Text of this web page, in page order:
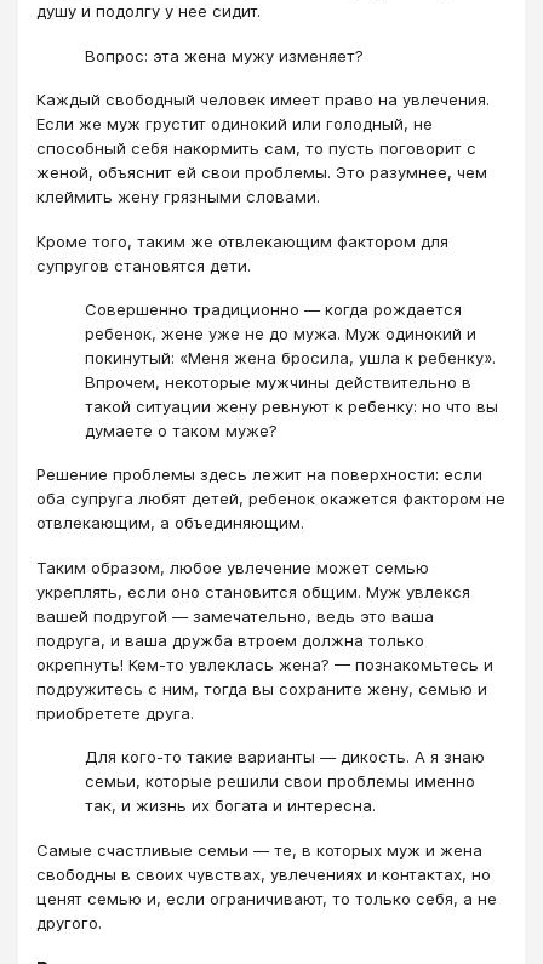
душу и подолгу у нее сидит.
Вопрос: эта жена мужу изменяет?
Каждый свободный человек имеет право на увлечения.
Если же муж грустит одинокий или голодный, не
способный себя накормить сам, то пусть поговорит с
женой, объяснит ей свои проблемы. Это разумнее, чем
клеймить жену грязными словами.
Кроме того, таким же отвлекающим фактором для
супругов становятся дети.
Совершенно традиционно — когда рождается
ребенок, жене уже не до мужа. Муж одинокий и
покинутый: «Меня жена бросила, ушла к ребенку».
Впрочем, некоторые мужчины действительно в
такой ситуации жену ревнуют к ребенку: но что вы
думаете о таком муже?
Решение проблемы здесь лежит на поверхности: если
оба супруга любят детей, ребенок окажется фактором не
отвлекающим, а объединяющим.
Таким образом, любое увлечение может семью
укреплять, если оно становится общим. Муж увлекся
вашей подругой — замечательно, ведь это ваша
подруга, и ваша дружба втроем должна только
окрепнуть! Кем-то увлеклась жена? — познакомьтесь и
подружитесь с ним, тогда вы сохраните жену, семью и
приобретете друга.
Для кого-то такие варианты — дикость. А я знаю
семьи, которые решили свои проблемы именно
так, и жизнь их богата и интересна.
Самые счастливые семьи — те, в которых муж и жена
свободны в своих чувствах, увлечениях и контактах, но
ценят семью и, если ограничивают, то только себя, а не
другого.